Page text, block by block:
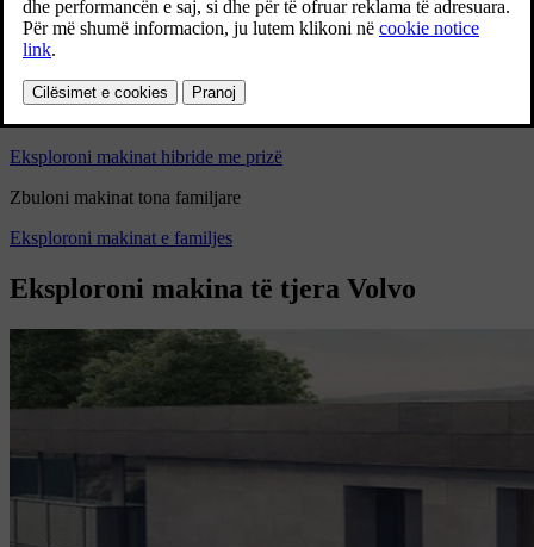
Zbuloni makinat tona plotësisht elektrike
Eksploroni makina plotësisht elektrike
Eksploroni makinat hibride me prizë
Zbuloni makinat tona familjare
Eksploroni makinat e familjes
Eksploroni makina të tjera Volvo